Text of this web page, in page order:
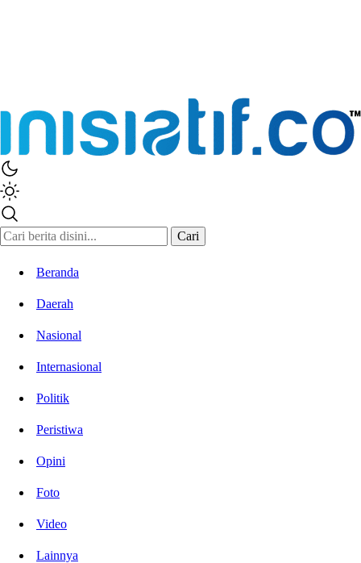
Cari
Beranda
Daerah
Nasional
Internasional
Politik
Peristiwa
Opini
Foto
Video
Lainnya